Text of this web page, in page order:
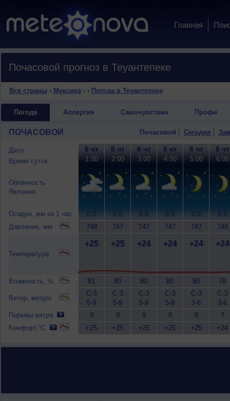
Главная
Почасовой прогноз в Теуантепеке
Все страны › Мексика› › Погода в Теуантепеке
Погода Аллергия Самочувствие Профи
ПОЧАСОВОЙ Почасовой Сегодня
Дата
Время суток
Облачность
Явления
Осадки, мм за 1 час
Давление, мм
Температура
Влажность, %
Ветер, метр/с
Порывы ветра
Комфорт,°C
6 чт
1:00
0.0
748
+25
81
С-З
5-9
9
+25
6 чт
2:00
0.0
747
+25
80
С-З
5-9
9
+25
6 чт
3:00
0.0
747
+24
80
С-З
5-9
9
+25
6 чт
4:00
0.0
747
+24
80
С-З
5-9
9
+25
6 чт
5:00
0.0
747
+24
80
С-З
3-6
8
+25
6 чт
6:00
0.0
748
+24
79
С-З
3-6
7
+24